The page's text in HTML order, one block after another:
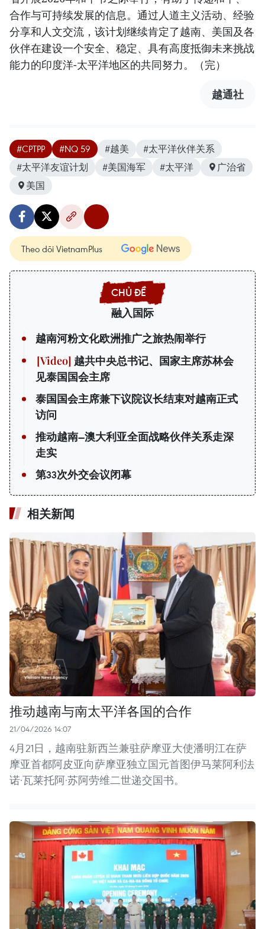
合作与可持续发展的信息。通过人道主义活动、经验
分享和人文交流，该计划继续肯定了越南、美国及各
伙伴在建设一个安全、稳定、具有高度抵御未来挑战
能力的印度洋-太平洋地区的共同努力。（完）
越通社
#CPTPP #NQ 59 #越美
#太平洋伙伴关系
#太平洋友谊计划
#美国海军 #太平洋
广治省
美国
Theo dõi VietnamPlus
融入国际
越南河粉文化欧洲推广之旅热闹举行
越共中央总书记、国家主席苏林会
见泰国国会主席
泰国国会主席兼下议院议长结束对越南正式
访问
推动越南—澳大利亚全面战略伙伴关系走深
走实
第33次外交会议闭幕
相关新闻
推动越南与南太平洋各国的合作
21/04/2026 14:07
4月21日，越南驻新西兰兼驻萨摩亚大使潘明江在萨
摩亚首都阿皮亚向萨摩亚独立国元首图伊马莱阿利法
诺·瓦莱托阿·苏阿劳维二世递交国书。